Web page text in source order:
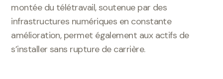
montée du télétravail, soutenue par des
infrastructures numériques en constante
amélioration, permet également aux actifs de
s’installer sans rupture de carrière.